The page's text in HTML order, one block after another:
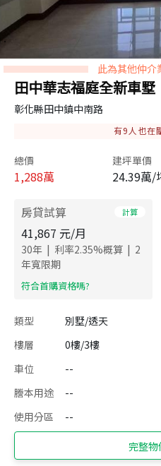
此為其他仲介
田中華志福庭全新車墅
彰化縣田中鎮中南路
有9 人也在
總價
1,288萬
建坪單價
24.39萬/
房貸試算 計算
41,867 元/月
30年 | 利率2.35%概算 | 2
年寬限期
​符合首購資格嗎?
類型 別墅/透天
樓層
0樓/3樓
車位
--
謄本用途
--
使用分區
--
完整